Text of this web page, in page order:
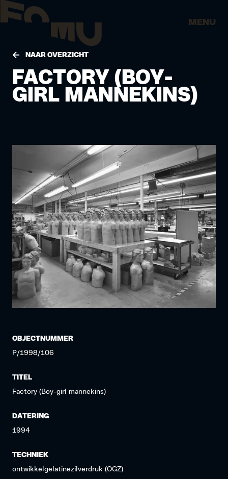
MENU
NAAR OVERZICHT
FACTORY (BOY-
GIRL MANNEKINS)
OBJECTNUMMER
P/1998/106
TITEL
Factory (Boy-girl mannekins)
DATERING
1994
TECHNIEK
ontwikkelgelatinezilverdruk (OGZ)